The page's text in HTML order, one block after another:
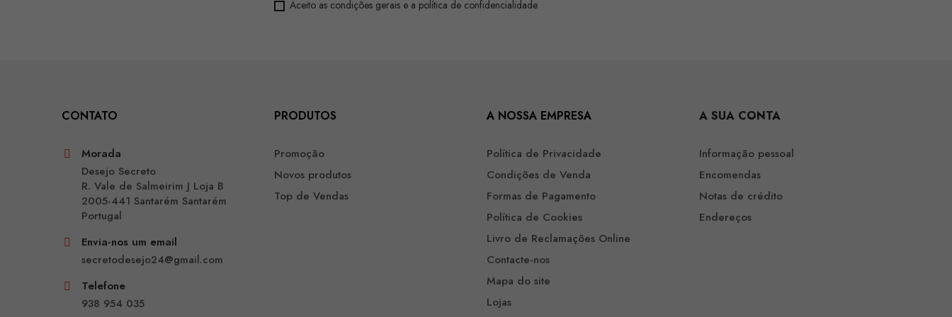
Aceito as condições gerais e a política de confidencialidade
CONTATO
Morada
Desejo Secreto
R. Vale de Salmeirim J Loja B
2005-441 Santarém Santarém
Portugal
Envia-nos um email
secretodesejo24@gmail.com
Telefone
938 954 035
PRODUTOS
Promoção
Novos produtos
Top de Vendas
A NOSSA EMPRESA
Política de Privacidade
Condições de Venda
Formas de Pagamento
Política de Cookies
Livro de Reclamações Online
Contacte-nos
Mapa do site
Lojas
A SUA CONTA
Informação pessoal
Encomendas
Notas de crédito
Endereços